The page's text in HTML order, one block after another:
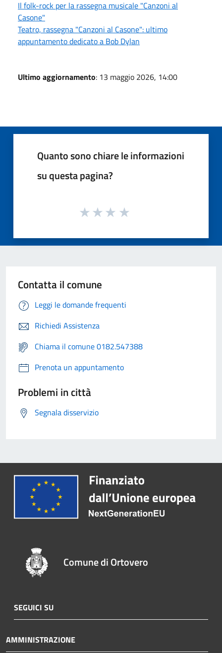
Il folk-rock per la rassegna musicale "Canzoni al
Casone"
Teatro, rassegna "Canzoni al Casone": ultimo
appuntamento dedicato a Bob Dylan
Ultimo aggiornamento: 13 maggio 2026, 14:00
Quanto sono chiare le informazioni
su questa pagina?
Contatta il comune
Leggi le domande frequenti
Richiedi Assistenza
Chiama il comune 0182.547388
Prenota un appuntamento
Problemi in città
Segnala disservizio
Comune di Ortovero
SEGUICI SU
AMMINISTRAZIONE